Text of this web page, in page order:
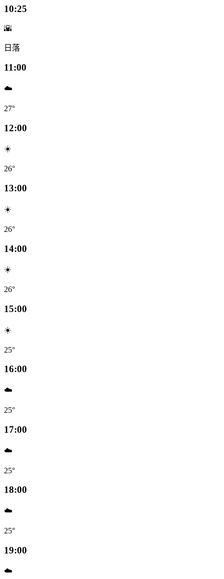
10:25
🌇
日落
11:00
☁️
27°
12:00
☀️
26°
13:00
☀️
26°
14:00
☀️
26°
15:00
☀️
25°
16:00
☁️
25°
17:00
☁️
25°
18:00
☁️
25°
19:00
☁️